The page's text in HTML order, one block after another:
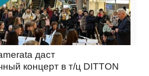
даст
концерт в т/ц DITTON